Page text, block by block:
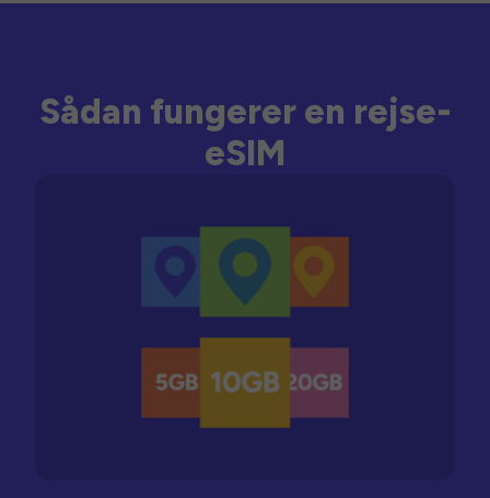
Sådan fungerer en rejse-
eSIM